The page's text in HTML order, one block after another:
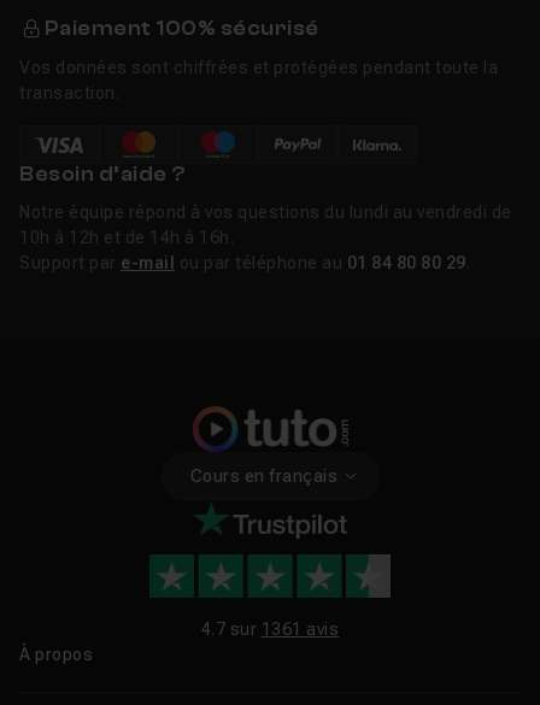
Paiement 100% sécurisé
Vos données sont chiffrées et protégées pendant toute la
transaction.
Besoin d’aide ?
Notre équipe répond à vos questions du lundi au vendredi de
10h à 12h et de 14h à 16h.
Support par e-mail ou par téléphone au 01 84 80 80 29
Cours en français
4.7 sur 1361 avis
À propos